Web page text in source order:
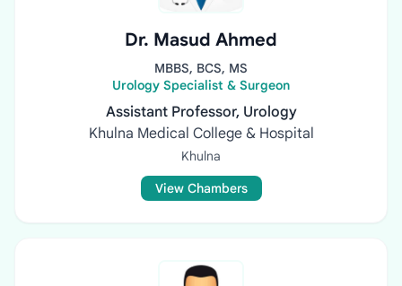
Dr. Masud Ahmed
MBBS, BCS, MS
Urology Specialist & Surgeon
Assistant Professor, Urology
Khulna Medical College & Hospital
Khulna
View Chambers